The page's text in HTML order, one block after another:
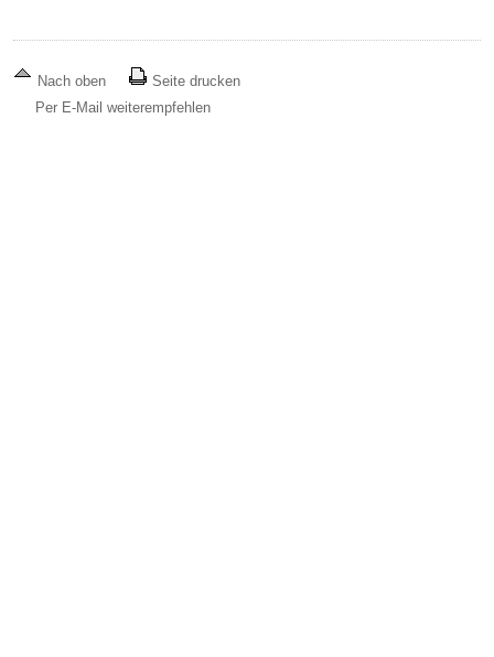
Nach oben
Seite drucken
Per E-Mail weiterempfehlen